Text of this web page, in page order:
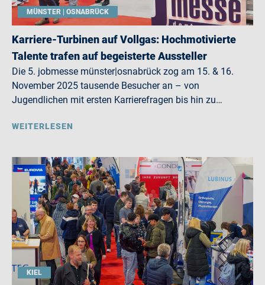
MÜNSTER | OSNABRÜCK
Karriere-Turbinen auf Vollgas: Hochmotivierte
Talente trafen auf begeisterte Aussteller
Die 5. jobmesse münster|osnabrück zog am 15. & 16.
November 2025 tausende Besucher an – von
Jugendlichen mit ersten Karrierefragen bis hin zu…
WEITERLESEN
KIEL